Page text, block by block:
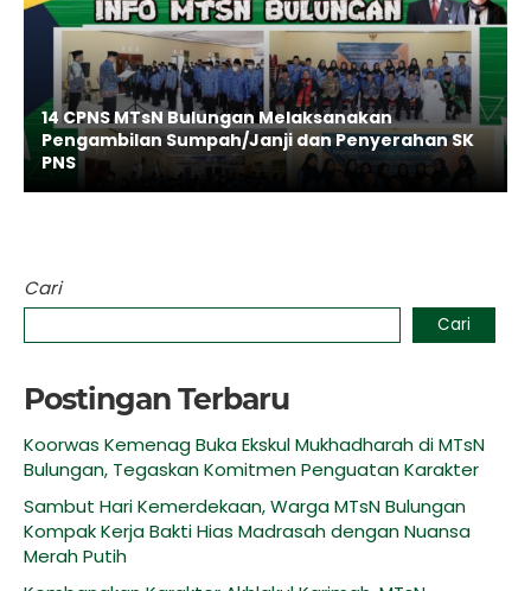
14 CPNS MTsN Bulungan Melaksanakan
Pengambilan Sumpah/Janji dan Penyerahan SK
PNS
Cari
Cari
Postingan Terbaru
Koorwas Kemenag Buka Ekskul Mukhadharah di MTsN
Bulungan, Tegaskan Komitmen Penguatan Karakter
Sambut Hari Kemerdekaan, Warga MTsN Bulungan
Kompak Kerja Bakti Hias Madrasah dengan Nuansa
Merah Putih